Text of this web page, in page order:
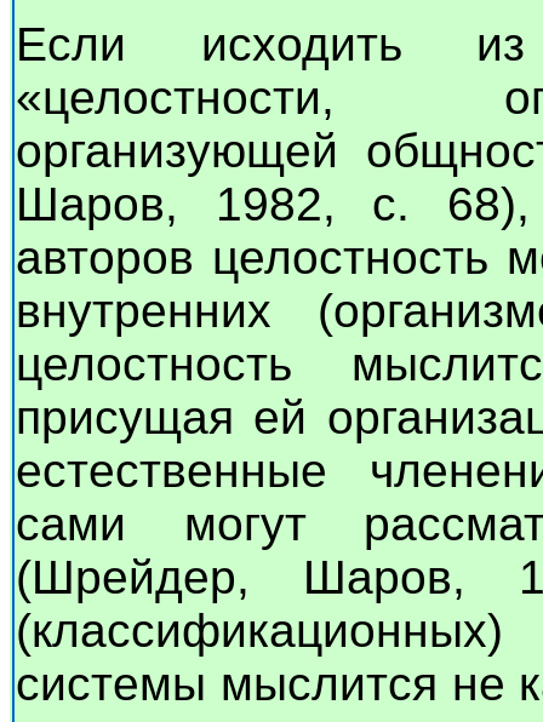
Если исходить
«целостности,
организующей
Шаров, 1982, с.
авторов целостность
внутренних
целостность
присущая ей
естественные
сами могут
(Шрейдер, Шаров,
системы мыслится не